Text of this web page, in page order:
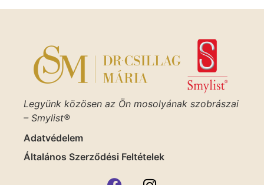
Legyünk közösen az Ön mosolyának szobrászai
– Smylist®
Adatvédelem
Általános Szerződési Feltételek